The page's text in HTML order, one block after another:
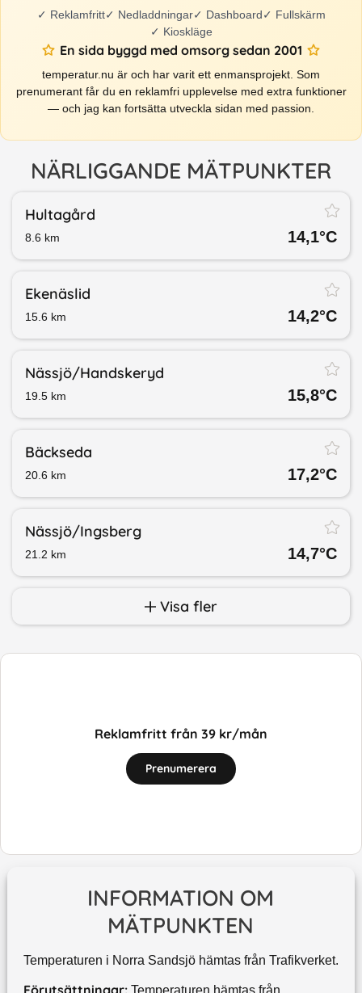
✓ Reklamfritt✓ Nedladdningar✓ Dashboard✓ Fullskärm
✓ Kioskläge
En sida byggd med omsorg sedan 2001
temperatur.nu är och har varit ett enmansprojekt. Som
prenumerant får du en reklamfri upplevelse med extra funktioner
— och jag kan fortsätta utveckla sidan med passion.
NÄRLIGGANDE MÄTPUNKTER
Hultagård
8.6 km 14,1°C
Ekenäslid
15.6 km 14,2°C
Nässjö/​Handskeryd
19.5 km 15,8°C
Bäckseda
20.6 km 17,2°C
Nässjö/​Ingsberg
21.2 km 14,7°C
Visa fler
Reklamfritt från 39 kr/mån
Prenumerera
INFORMATION OM
MÄTPUNKTEN
Temperaturen i Norra Sandsjö hämtas från Trafikverket.